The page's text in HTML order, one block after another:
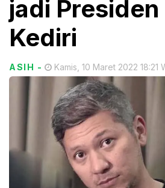
jadi
Kediri
ASIH - Kamis, 10 Maret 2022 18:21